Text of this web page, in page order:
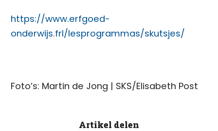
https://www.erfgoed-
onderwijs.frl/lesprogrammas/skutsjes/
Foto’s: Martin de Jong | SKS/Elisabeth Post
Artikel delen